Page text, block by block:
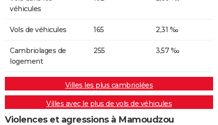
véhicules
Vols de véhicules 165 2,31 ‰
Cambriolages de
logement
255 3,57 ‰
Villes les plus cambriolées
Villes avec le plus de vols de véhicules
Violences et agressions à Mamoudzou